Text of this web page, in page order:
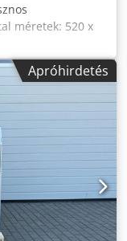
méretek: 520 x
hossz: 220
átmérője
4500
perc Motor
150 mm
680 kg Méretek:
Raktárhely:
Apróhirdetés